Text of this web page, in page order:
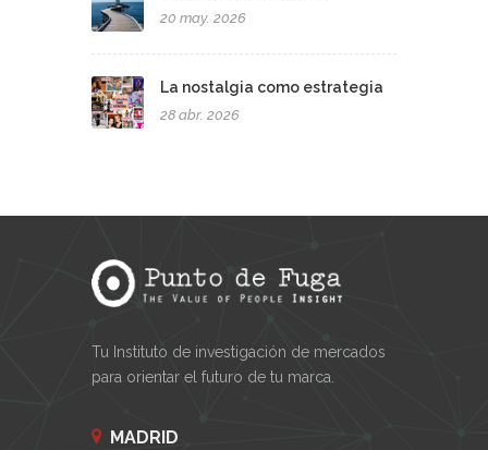
20 may. 2026
La nostalgia como estrategia
28 abr. 2026
Tu Instituto de investigación de mercados
para orientar el futuro de tu marca.
MADRID